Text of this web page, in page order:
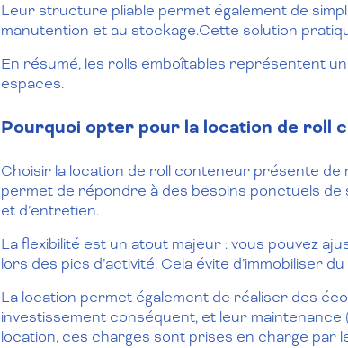
Leur structure pliable permet également de
manutention et au stockage.Cette solution
En résumé, les rolls emboîtables représentent
espaces.
Pourquoi opter pour la location de roll
Choisir la location de roll conteneur présente
permet de répondre à des besoins ponctuels
et d’entretien.
La flexibilité est un atout majeur : vous pouvez
lors des pics d’activité. Cela évite d’immobiliser
La location permet également de réaliser des
investissement conséquent, et leur
location, ces charges sont prises en charge par